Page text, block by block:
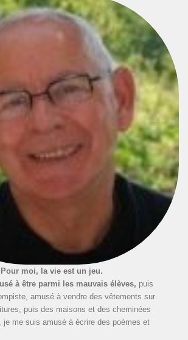
Pour moi, la vie est un jeu.
à être parmi les mauvais élèves, puis
amusé à vendre des vêtements sur
puis des maisons et des cheminées
je me suis amusé à écrire des poèmes et